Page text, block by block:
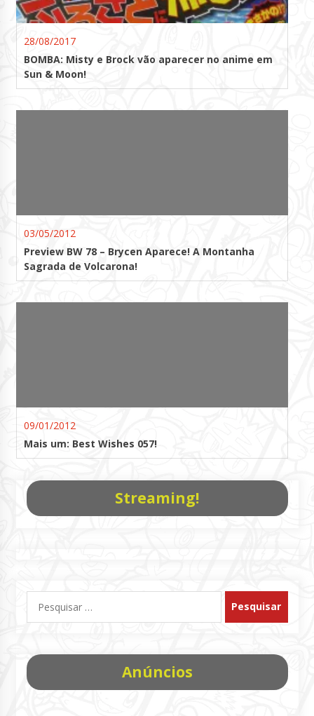
28/08/2017
BOMBA: Misty e Brock vão aparecer no anime em
Sun & Moon!
03/05/2012
Preview BW 78 – Brycen Aparece! A Montanha
Sagrada de Volcarona!
09/01/2012
Mais um: Best Wishes 057!
Streaming!
por:
Anúncios